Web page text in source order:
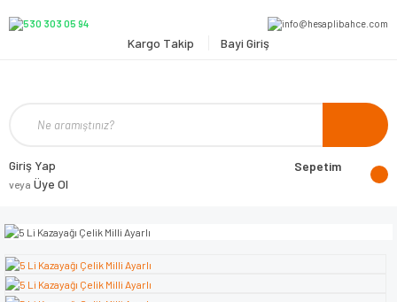
Kargo Takip Bayi Giriş
Giriş Yap
veya Üye Ol
Sepetim